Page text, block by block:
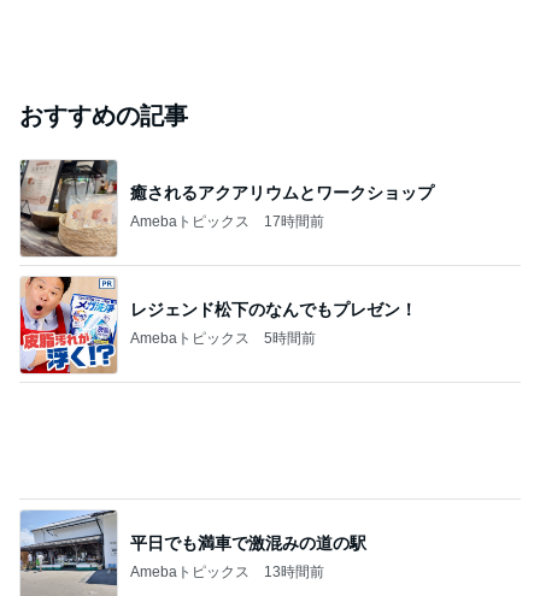
おすすめの記事
癒されるアクアリウムとワークショップ
Amebaトピックス 17時間前
レジェンド松下のなんでもプレゼン！
Amebaトピックス 5時間前
平日でも満車で激混みの道の駅
Amebaトピックス 13時間前